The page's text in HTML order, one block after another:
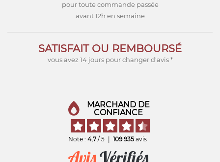
pour toute commande passée
avant 12h en semaine
SATISFAIT OU REMBOURSÉ
vous avez 14 jours pour changer d'avis *
MARCHAND DE
CONFIANCE
Note : 4,7 / 5 109 935 avis